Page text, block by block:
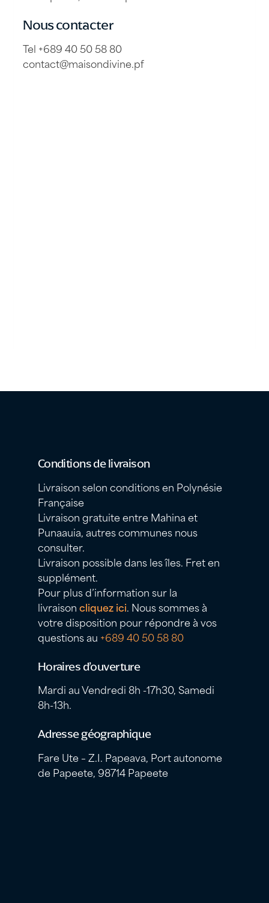
Nous contacter
Tel +689 40 50 58 80
contact@maisondivine.pf
Conditions de livraison
Livraison selon conditions en Polynésie
Française
Livraison gratuite entre Mahina et
Punaauia, autres communes nous
consulter.
Livraison possible dans les îles. Fret en
supplément.
Pour plus d’information sur la
livraisoncliquez ici. Nous sommes à
votre disposition pour répondre à vos
questions au +689 40 50 58 80
Horaires d’ouverture
Mardi au Vendredi 8h -17h30, Samedi
8h-13h.
Adresse géographique
Fare Ute – Z.I. Papeava, Port autonome
de Papeete, 98714 Papeete